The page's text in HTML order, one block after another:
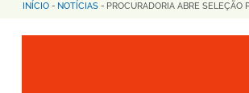
Trilha
de
INÍCIO - NOTÍCIAS - PROCURADORIA ABRE